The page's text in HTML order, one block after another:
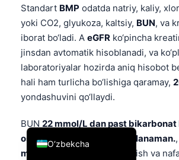
Standart BMP odatda natriy, kaliy,
yoki CO2, glyukoza, kaltsiy, BUN, va
iborat bo‘ladi. A eGFR ko‘pincha
jinsdan avtomatik hisoblanadi, va
laboratoriyalar hozirda aniq hisobot
hali ham turlicha bo‘lishiga qaramay,
yondashuvini qo‘llaydi.
BUN 22 mmol/L dan past bikarbonat
oshsa, men ko‘proq xavotirlanaman.,
mmol/L dan yuqori
, yoki shish va
O‘zbekcha
English
العربية
Français
Italiano
Español